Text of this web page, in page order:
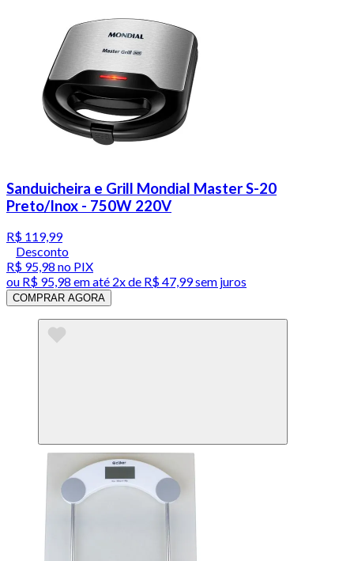
Sanduicheira e Grill Mondial Master S-20
Preto/Inox - 750W 220V
R$ 119,99
Desconto
R$ 95,98 no PIX
ou R$ 95,98 em até 2x de R$ 47,99 sem juros
COMPRAR AGORA